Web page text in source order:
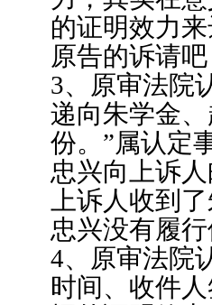
的证明效力
原告的诉请
3、原审法院
递向朱学金
份。”属认定
忠兴向上诉
上诉人收到
忠兴没有履
4、原审法院
时间、收件